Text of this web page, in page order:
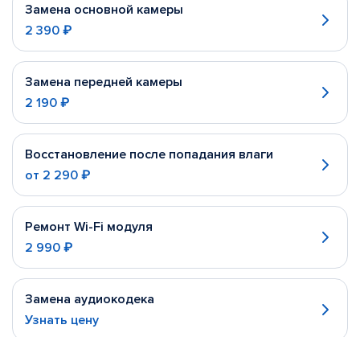
Замена основной камеры
2 390 ₽
Замена передней камеры
2 190 ₽
Восстановление после попадания влаги
от 2 290 ₽
Ремонт Wi-Fi модуля
2 990 ₽
Замена аудиокодека
Узнать цену